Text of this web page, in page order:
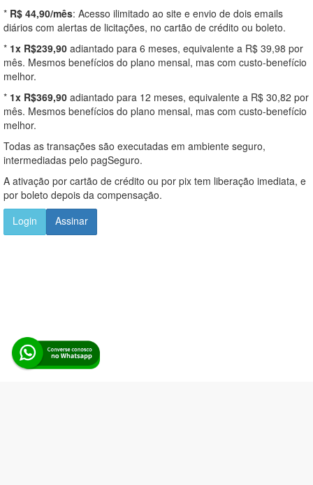
* R$ 44,90/mês: Acesso ilimitado ao site e envio de dois emails
diários com alertas de licitações, no cartão de crédito ou boleto.
* 1x R$239,90 adiantado para 6 meses, equivalente a R$ 39,98 por
mês. Mesmos benefícios do plano mensal, mas com custo-benefício
melhor.
* 1x R$369,90 adiantado para 12 meses, equivalente a R$ 30,82 por
mês. Mesmos benefícios do plano mensal, mas com custo-benefício
melhor.
Todas as transações são executadas em ambiente seguro,
intermediadas pelo pagSeguro.
A ativação por cartão de crédito ou por pix tem liberação imediata, e
por boleto depois da compensação.
Login
Assinar